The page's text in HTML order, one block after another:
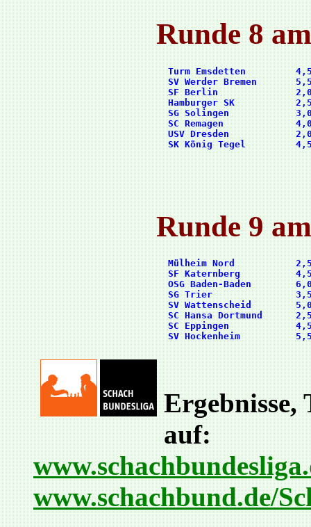
Runde 8
Turm Emsdetten
SV Werder
SF Berlin
Hamburger SK
SG Solingen
SC Remagen
USV Dresden
Runde 9
Mülheim Nord
SF Katernberg
OSG Baden-Baden
SG Trier
SV
SC Hansa
SC Eppingen
Ergebnisse,
auf:
www.schachbund.de/